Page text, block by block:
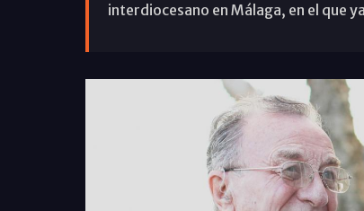
interdiocesano en Málaga, en el que